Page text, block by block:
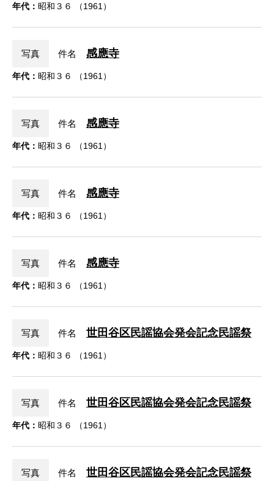
年代： 昭和３６ （1961）
写真 件名 感應寺
年代： 昭和３６ （1961）
写真 件名 感應寺
年代： 昭和３６ （1961）
写真 件名 感應寺
年代： 昭和３６ （1961）
写真 件名 感應寺
年代： 昭和３６ （1961）
写真 件名 世田谷区民謡協会発会記念民謡祭
年代： 昭和３６ （1961）
写真 件名 世田谷区民謡協会発会記念民謡祭
年代： 昭和３６ （1961）
写真 件名 世田谷区民謡協会発会記念民謡祭